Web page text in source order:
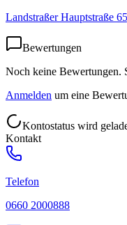
Landstraßer Hauptstraße
Bewertungen
Noch keine Bewertungen.
Anmelden um eine
Kontostatus wird
Kontakt
Telefon
0660 2000888